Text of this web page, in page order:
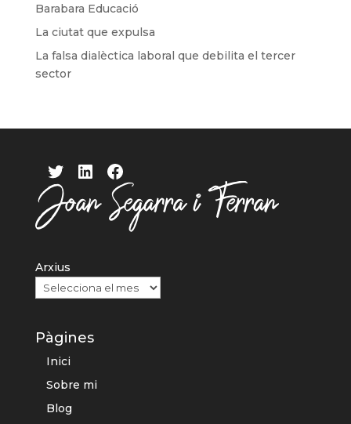
Barabara Educació
La ciutat que expulsa
La falsa dialèctica laboral que debilita el tercer
sector
Twitter LinkedIn Facebook
Arxius
Pàgines
Inici
Sobre mi
Blog